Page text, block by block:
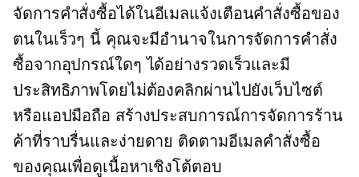
จัดการคำสั่งซื้อได้ในอีเมลแจ้งเตือนคำสั่งซื้อของ
ตนในเร็วๆ นี้ คุณจะมีอำนาจในการจัดการคำสั่ง
ซื้อจากอุปกรณ์ใดๆ ได้อย่างรวดเร็วและมี
ประสิทธิภาพโดยไม่ต้องคลิกผ่านไปยังเว็บไซต์
หรือแอปมือถือ สร้างประสบการณ์การจัดการร้าน
ค้าที่ราบรื่นและง่ายดาย ติดตามอีเมลคำสั่งซื้อ
ของคุณเพื่อดูเนื้อหาเชิงโต้ตอบ